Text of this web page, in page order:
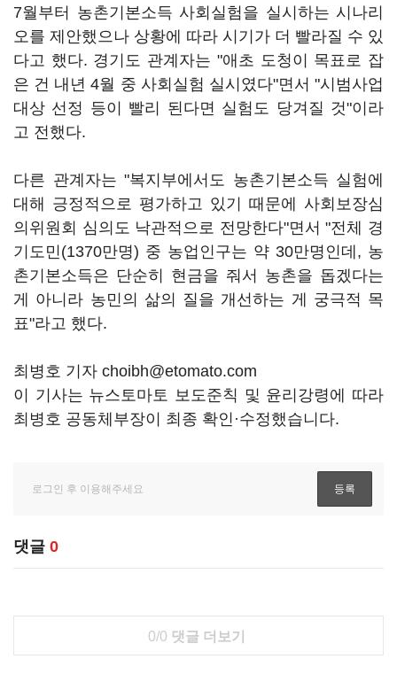
7월부터 농촌기본소득 사회실험을 실시하는 시나리
오를 제안했으나 상황에 따라 시기가 더 빨라질 수 있
다고 했다. 경기도 관계자는 "애초 도청이 목표로 잡
은 건 내년 4월 중 사회실험 실시였다"면서 "시범사업
대상 선정 등이 빨리 된다면 실험도 당겨질 것"이라
고 전했다.
다른 관계자는 "복지부에서도 농촌기본소득 실험에
대해 긍정적으로 평가하고 있기 때문에 사회보장심
의위원회 심의도 낙관적으로 전망한다"면서 "전체 경
기도민(1370만명) 중 농업인구는 약 30만명인데, 농
촌기본소득은 단순히 현금을 줘서 농촌을 돕겠다는
게 아니라 농민의 삶의 질을 개선하는 게 궁극적 목
표"라고 했다.
최병호 기자 choibh@etomato.com
이 기사는 뉴스토마토 보도준칙 및 윤리강령에 따라
최병호 공동체부장이 최종 확인·수정했습니다.
댓글 0
0/0 댓글 더보기